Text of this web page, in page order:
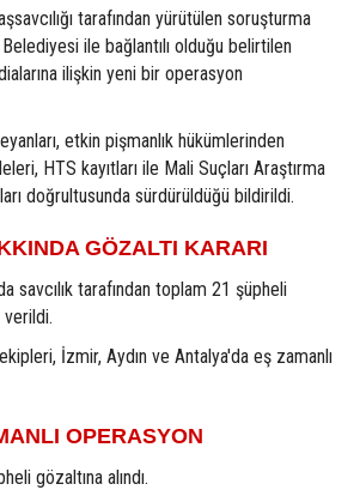
tarafından yürütülen soruşturma
Belediyesi ile bağlantılı olduğu belirtilen
ilişkin yeni bir operasyon
etkin pişmanlık hükümlerinden
HTS kayıtları ile Mali Suçları Araştırma
doğrultusunda sürdürüldüğü bildirildi.
GÖZALTI KARARI
savcılık tarafından toplam 21 şüpheli
verildi.
İzmir, Aydın ve Antalya'da eş zamanlı
OPERASYON
gözaltına alındı.